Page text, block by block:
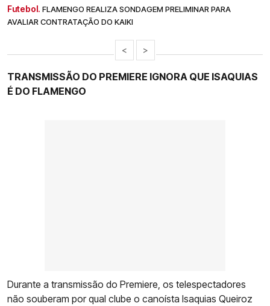
Futebol. FLAMENGO REALIZA SONDAGEM PRELIMINAR PARA
AVALIAR CONTRATAÇÃO DO KAIKI
< >
TRANSMISSÃO DO PREMIERE IGNORA QUE ISAQUIAS
É DO FLAMENGO
Durante a transmissão do Premiere, os telespectadores
não souberam por qual clube o canoísta Isaquias Queiroz